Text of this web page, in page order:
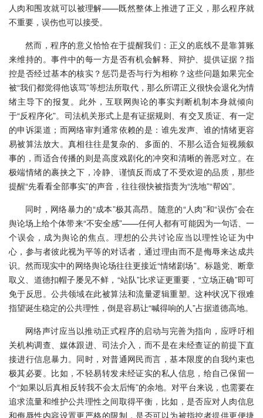
人肉和围攻就可以被理解——既然整体上推进了正义，那么程序就
不重要，误伤也可以接受。
然而，程序的意义恰恰在于提醒我们：正义的底线不是靠算账
来维持的。事件中的每一方是否有机会解释、辩护、提供证据？指
控是否经过基本的核实？惩罚是否与行为相称？这些问题如果完全
被“我们都觉得他该骂”等想法所取代，那么所谓正义很快会退化为情
绪主导下的报复。此外，互联网舆论的事实判断机制本身就倾向
于“反程序化”。司法机关形式上是有证据规则、有交叉质证、有一定
的申诉渠道；而网络审判通常依赖的是：谁先发声、谁的情绪更容
易被算法放大。真相往往是复杂的、多面的、不那么适合短视频叙
事的，而适合传播的则是高度戏剧化的冲突和清晰的善恶对立。在
极端情绪的裹挟之下，冷静、谨慎反而成了不受欢迎的品质，那些
提醒“先看看全部事实”的声音，往往很快被指责为“洗地”“帮凶”。
同时，网络暴力的“成本”极其高昂。随意的“人肉”和“误伤”会在
舆论场上给个体带来“不安全感”——任何人都有可能因为一句话、一
个误会，成为舆论的焦点。理想的公共讨论应当以理性论证为中
心，参与者彼此视为平等的对话者，通过理由而不是侮辱来达成共
识。然而现实中的网络舆论场往往更接近“情绪剧场”。标题党、断章
取义、道德扣帽子屡见不鲜，“站队”比求证更重要，“立场正确”即可
免于反思。公共领域在此被算法和流量逻辑重塑。这种状况下很难
指望诞生稳定的公共理性，倒是容易让“喊得响的人”占据道德高地。
网络声讨应当以推动正式程序的启动与完善为指向，应呼吁相
关机构调查、媒体跟进、司法介入，而不是在未经查证的前提下直
接进行信息暴力。同时，对普通网民而言，基本限度的自我约束也
极其必要。比如，不轻易转发未经证实的私人信息，给自己保留一
个“如果以后真相反转我不会太后悔”的余地。对平台来说，也需要在
追求流量和维护公共理性之间取得平衡，比如，是否应对人肉信息
和侮辱性内容设置更严格的限制，是否可以为被指控者提供更便捷